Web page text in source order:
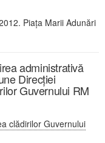
Piața Marii Adunări
administrativă
Direcției
Guvernului RM
clădirilor Guvernului